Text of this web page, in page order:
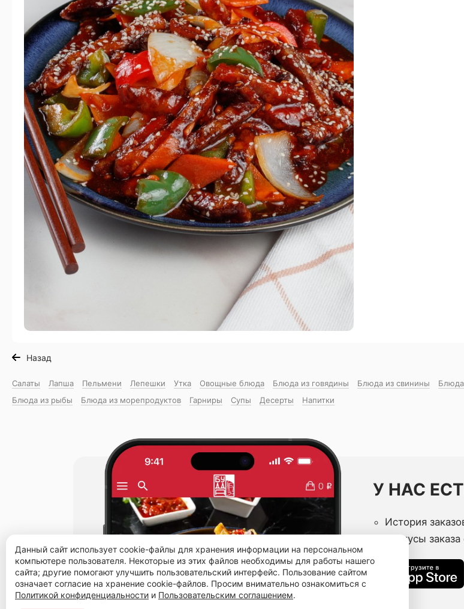
Назад
Салаты Лапша Пельмени Лепешки Утка Овощные блюда Блюда из говядины Блюда из свинины
Блюда из рыбы
Блюда из морепродуктов Гарниры Супы Десерты Напитки
У НАС
История
Статусы
Данный сайт использует cookie-файлы для хранения информации на персональном
компьютере пользователя. Некоторые из этих файлов необходимы для работы нашего
сайта; другие помогают улучшить пользовательский интерфейс. Пользование сайтом
означает согласие на хранение cookie-файлов. Просим внимательно ознакомиться с
Политикой конфиденциальности и Пользовательским соглашением.